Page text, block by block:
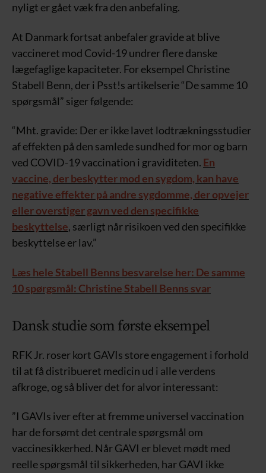
nyligt er gået væk fra den anbefaling.
At Danmark fortsat anbefaler gravide at blive
vaccineret mod Covid-19 undrer flere danske
lægefaglige kapaciteter. For eksempel Christine
Stabell Benn, der i Psst!s artikelserie “De samme 10
spørgsmål” siger følgende:
“Mht. gravide: Der er ikke lavet lodtrækningsstudier
af effekten på den samlede sundhed for mor og barn
ved COVID-19 vaccination i graviditeten. En
vaccine, der beskytter mod en sygdom, kan have
negative effekter på andre sygdomme, der opvejer
eller overstiger gavn ved den specifikke
beskyttelse, særligt når risikoen ved den specifikke
beskyttelse er lav.”
Læs hele Stabell Benns besvarelse her: De samme
10 spørgsmål: Christine Stabell Benns svar
Dansk studie som første eksempel
RFK Jr. roser kort GAVIs store engagement i forhold
til at få distribueret medicin ud i alle verdens
afkroge, og så bliver det for alvor interessant:
”I GAVIs iver efter at fremme universel vaccination
har de forsømt det centrale spørgsmål om
vaccinesikkerhed. Når GAVI er blevet mødt med
reelle spørgsmål til sikkerheden, har GAVI ikke